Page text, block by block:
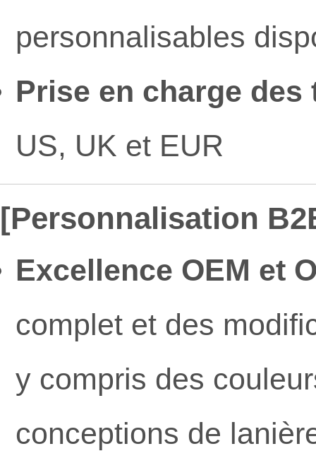
personnalisables
Prise en charge des
US, UK et EUR
[Personnalisation
Excellence OEM et
complet et des
y compris des
conceptions de